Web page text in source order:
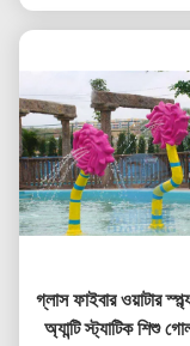
গ্লাস ফাইবার ওয়াটার
অ্যান্টি স্ট্যাটিক শিশু